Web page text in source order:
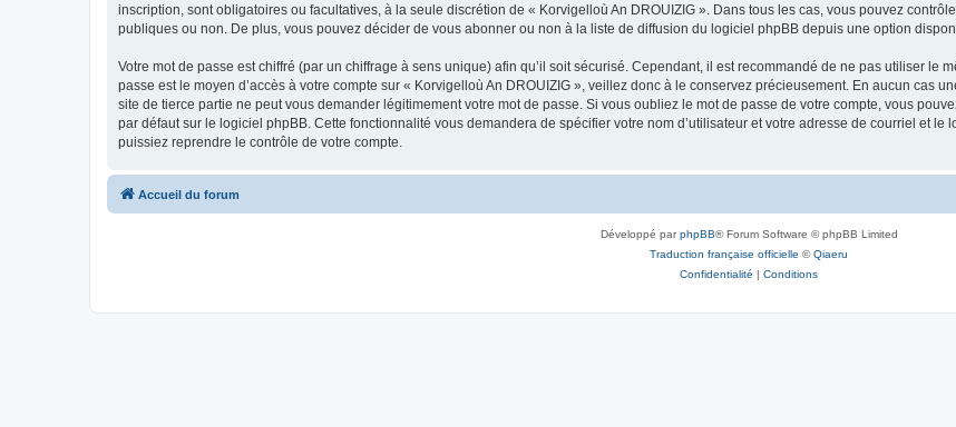
inscription, sont obligatoires ou facultatives, à la seule discrétion de « Korvigelloù An DROUIZIG ». Dans tous les cas, vous pouvez
publiques ou non. De plus, vous pouvez décider de vous abonner ou non à la liste de diffusion du logiciel phpBB depuis une option
Votre mot de passe est chiffré (par un chiffrage à sens unique) afin qu’il soit sécurisé. Cependant, il est recommandé de ne pas utiliser le
passe est le moyen d’accès à votre compte sur « Korvigelloù An DROUIZIG », veillez donc à le conservez précieusement. En aucun cas
site de tierce partie ne peut vous demander légitimement votre mot de passe. Si vous oubliez le mot de passe de votre compte, vous
par défaut sur le logiciel phpBB. Cette fonctionnalité vous demandera de spécifier votre nom d’utilisateur et votre adresse de courriel et
puissiez reprendre le contrôle de votre compte.
Accueil du forum
Développé parphpBB® Forum Software © phpBB Limited
Traduction française officielle ©Qiaeru
Confidentialité | Conditions